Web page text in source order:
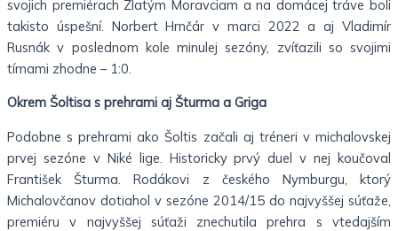
svojich premiérach Zlatým Moravciam a na domácej tráve boli
takisto úspešní. Norbert Hrnčár v marci 2022 a aj Vladimír
Rusnák v poslednom kole minulej sezóny, zvíťazili so svojimi
tímami zhodne – 1:0.
Okrem Šoltisa s prehrami aj Šturma a Griga
Podobne s prehrami ako Šoltis začali aj tréneri v michalovskej
prvej sezóne v Niké lige. Historicky prvý duel v nej koučoval
František Šturma. Rodákovi z českého Nymburgu, ktorý
Michalovčanov dotiahol v sezóne 2014/15 do najvyššej súťaže,
premiéru v najvyššej súťaži znechutila prehra s vtedajším